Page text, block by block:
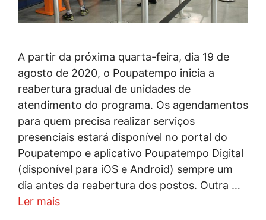
A partir da próxima quarta-feira, dia 19 de
agosto de 2020, o Poupatempo inicia a
reabertura gradual de unidades de
atendimento do programa. Os agendamentos
para quem precisa realizar serviços
presenciais estará disponível no portal do
Poupatempo e aplicativo Poupatempo Digital
(disponível para iOS e Android) sempre um
dia antes da reabertura dos postos. Outra …
Ler mais